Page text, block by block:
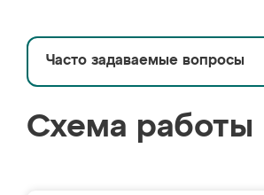
Часто задаваемые вопросы
Схема работы